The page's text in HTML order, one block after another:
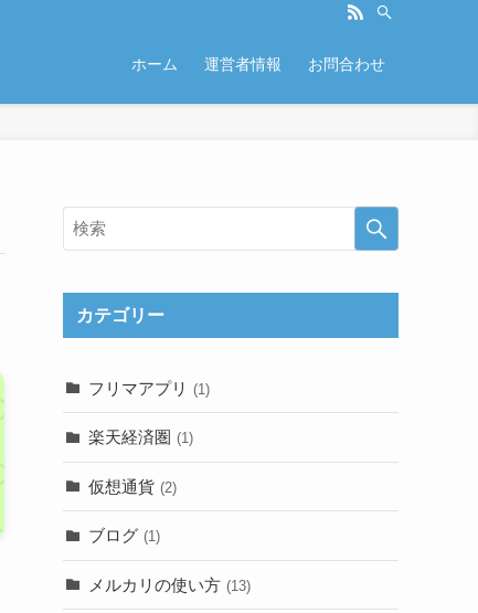
ホーム 運営者情報 お問合わせ
カテゴリー
フリマアプリ (1)
楽天経済圏 (1)
仮想通貨 (2)
ブログ (1)
メルカリの使い方 (13)